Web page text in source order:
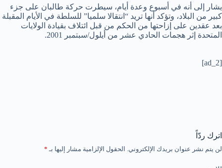
يشار إلى أنه في أسبوع وعدة أيام، سيطرت حركة طالبان على جزء
كبير من البلاد، وتؤكد أنها تريد “انتقالا سلميا” للسلطة في الأيام المقبلة
بعد عقدين على إزاحتها من الحكم من قبل ائتلاف بقيادة الولايات
المتحدة إثر هجمات الحادي عشر من أيلول/سبتمبر 2001.
[ad_2]
اترك ردّاً
لن يتم نشر عنوان بريدك الإلكتروني. الحقول الإلزامية مشار إليها بـ *